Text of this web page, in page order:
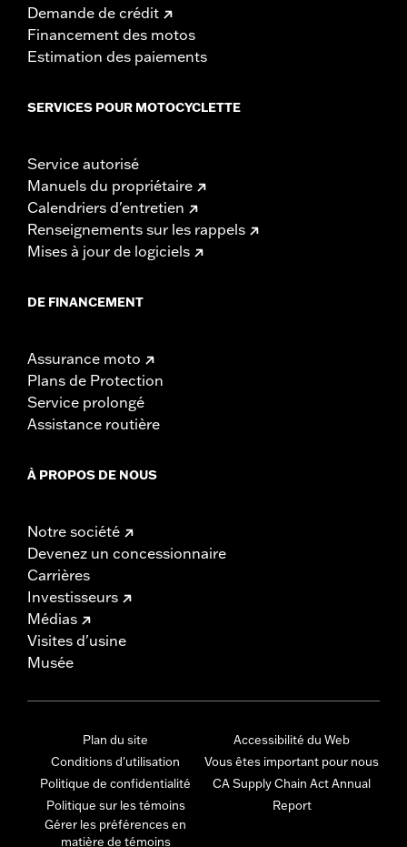
Demande de crédit
Financement des motos
Estimation des paiements
SERVICES POUR MOTOCYCLETTE
Service autorisé
Manuels du propriétaire
Calendriers d'entretien
Renseignements sur les rappels
Mises à jour de logiciels
DE FINANCEMENT
Assurance moto
Plans de Protection
Service prolongé
Assistance routière
À PROPOS DE NOUS
Notre société
Devenez un concessionnaire
Carrières
Investisseurs
Médias
Visites d'usine
Musée
Plan du site
Conditions d'utilisation
Politique de confidentialité
Politique sur les témoins
Gérer les préférences en
matière de témoins
Accessibilité du Web
Vous êtes important pour nous
CA Supply Chain Act Annual
Report